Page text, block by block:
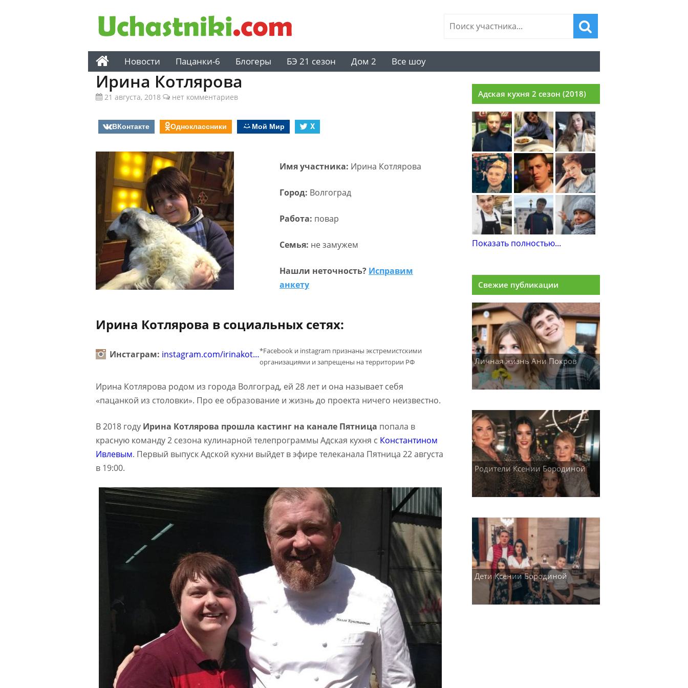
Новости Пацанки-6 Блогеры БЭ 21 сезон Дом 2 Все шоу
Ирина Котлярова
21 августа, 2018 нет комментариев
ВКонтакте Одноклассники Мой Мир X
Имя участника: Ирина Котлярова
Город: Волгоград
Работа: повар
Семья: не замужем
Нашли неточность? Исправим
анкету
Ирина Котлярова в социальных сетях:
Инстаграм: instagram.com/irinakot…*Facebook и instagram признаны экстремистскими
организациями и запрещены на территории РФ
Ирина Котлярова родом из города Волгоград, ей 28 лет и она называет себя
«пацанкой из столовки». Про ее образование и жизнь до проекта ничего неизвестно.
В 2018 году Ирина Котлярова прошла кастинг на канале Пятница попала в
красную команду 2 сезона кулинарной телепрограммы Адская кухня с Константином
Ивлевым. Первый выпуск Адской кухни выйдет в эфире телеканала Пятница 22 августа
в 19:00.
Адская кухня 2 сезон (2018)
Показать полностью...
Свежие публикации
Личная жизнь Ани Покров
Родители Ксении Бородиной
Дети Ксении Бородиной